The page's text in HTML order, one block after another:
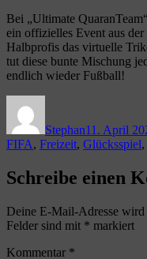
Bei „Ultimate
ein offizielles Event aus der
Halbprofis das virtuelle
tut diese bunte Mischung
endlich wieder Fußball!
Stephan11. April
FIFA, Freizeit, Glücksspiel,
Schreibe einen
Deine E-Mail-Adresse
Felder sind mit * markiert
Kommentar *